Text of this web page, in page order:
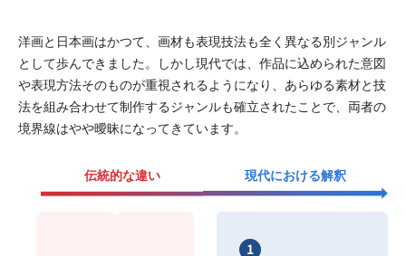
洋画と日本画はかつて、画材も表現技法も全く異なる別ジャンル
として歩んできました。しかし現代では、作品に込められた意図
や表現方法そのものが重視されるようになり、あらゆる素材と技
法を組み合わせて制作するジャンルも確立されたことで、両者の
境界線はやや曖昧になってきています。
伝統的な違い 現代における解釈